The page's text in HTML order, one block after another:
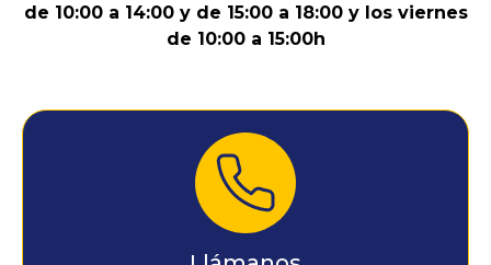
de 10:00 a 14:00 y de 15:00 a 18:00 y los viernes
de 10:00 a 15:00h